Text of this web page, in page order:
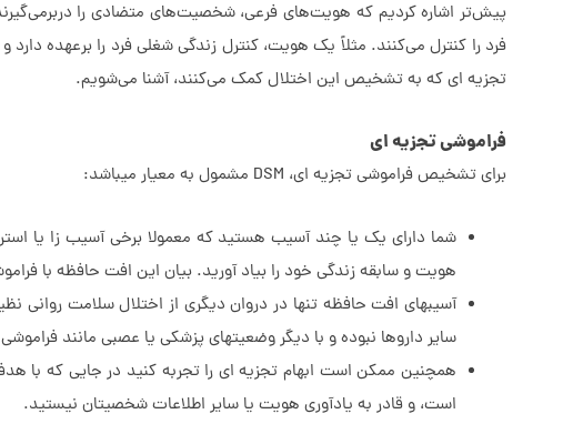
پیش‌تر اشاره کردیم که هویت‌های فرعی، شخصیت‌های متضادی را
فرد را کنترل می‌کنند. مثلاً یک هویت، کنترل زندگی شغلی فرد را برعهده
تجزیه ای که به تشخیص این اختلال کمک می‌کنند، آشنا می‌شویم.
فراموشی تجزیه ای
برای تشخیص فراموشی تجزیه ای، DSM مشمول به معیار میباشد:
شما دارای یک یا چند آسیب هستید که معمولا برخی آسیب زا یا
هویت و سابقه زندگی خود را بیاد آورید. بیان این افت حافظه با
آسیبهای افت حافظه تنها در دروان دیگری از اختلال سلامت روانی
سایر داروها نبوده و با دیگر وضعیتهای پزشکی یا عصبی مانند
همچنین ممکن است ابهام تجزیه ای را تجربه کنید در جایی که با
است، و قادر به یادآوری هویت یا سایر اطلاعات شخصیتان نیستید.